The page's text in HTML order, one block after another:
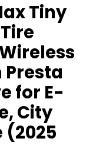
Tiny
for E-
City
(2025